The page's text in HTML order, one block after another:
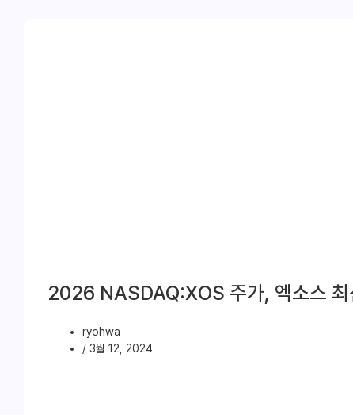
2026 NASDAQ:XOS 주가, 엑소스 최
ryohwa
/ 3월 12, 2024